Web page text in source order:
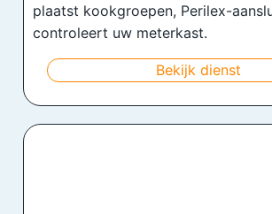
plaatst kookgroepen, Perilex-
controleert uw meterkast.
Bekijk dienst